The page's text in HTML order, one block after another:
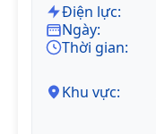
Điện lực:
Ngày:
Thời gian:
Khu vực: